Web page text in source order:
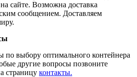
сайте. Возможна доставка
сообщением. Доставляем
по выбору оптимального контейнера
другие вопросы позвоните
страницу контакты.